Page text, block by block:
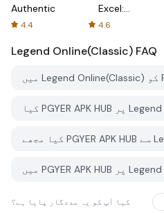
Authenticator
4.4
Excel:
Spreadsheets
4.6
Legend Online(Classic) FAQ
کیا آپ کو یہ مددگار پایا ہے؟